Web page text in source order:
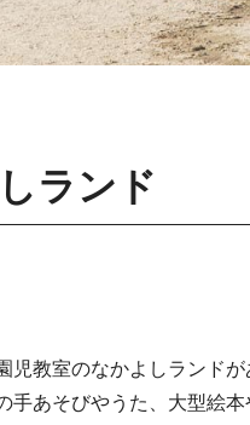
ランド
教室のなかよしランドが
手あそびやうた、大型絵